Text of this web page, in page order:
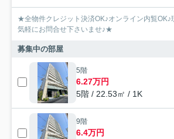
★全物件クレジット決済OK♪オンライン内覧OK♪
気軽にお問合せ下さいませ♪★
募集中の部屋
5階
6.27万円
5階 / 22.53㎡ / 1K
9階
6.4万円